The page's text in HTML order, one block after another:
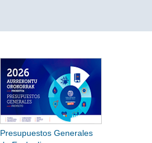
Presupuestos Generales